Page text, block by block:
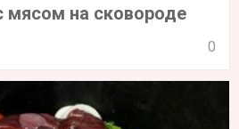
мясом на сковороде
0